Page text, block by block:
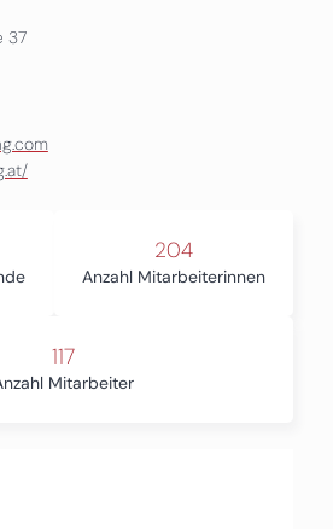
37
204
Anzahl Mitarbeiterinnen
117
Mitarbeiter